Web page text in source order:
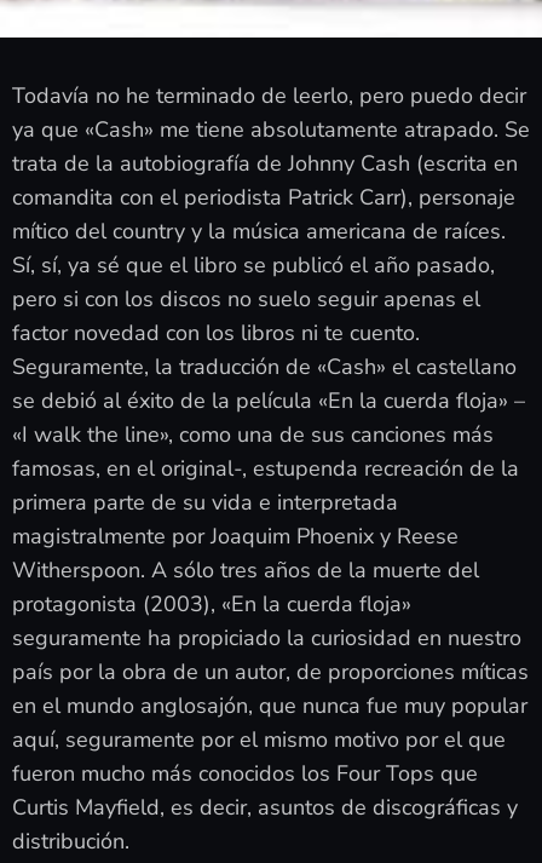
Todavía no he terminado de leerlo, pero puedo decir
ya que «Cash» me tiene absolutamente atrapado. Se
trata de la autobiografía de Johnny Cash (escrita en
comandita con el periodista Patrick Carr), personaje
mítico del country y la música americana de raíces.
Sí, sí, ya sé que el libro se publicó el año pasado,
pero si con los discos no suelo seguir apenas el
factor novedad con los libros ni te cuento.
Seguramente, la traducción de «Cash» el castellano
se debió al éxito de la película «En la cuerda floja» –
«I walk the line», como una de sus canciones más
famosas, en el original-, estupenda recreación de la
primera parte de su vida e interpretada
magistralmente por Joaquim Phoenix y Reese
Witherspoon. A sólo tres años de la muerte del
protagonista (2003), «En la cuerda floja»
seguramente ha propiciado la curiosidad en nuestro
país por la obra de un autor, de proporciones míticas
en el mundo anglosajón, que nunca fue muy popular
aquí, seguramente por el mismo motivo por el que
fueron mucho más conocidos los Four Tops que
Curtis Mayfield, es decir, asuntos de discográficas y
distribución.